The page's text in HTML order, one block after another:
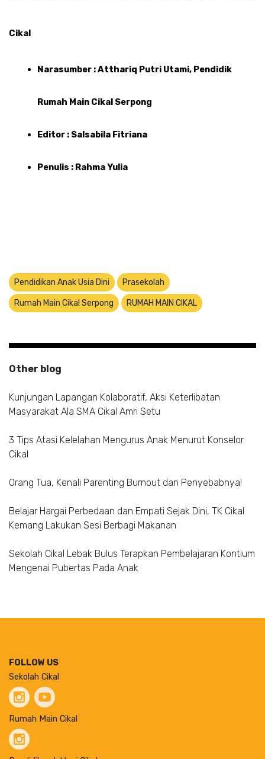
Cikal
Narasumber : Atthariq Putri Utami, Pendidik
Rumah Main Cikal Serpong
Editor : Salsabila Fitriana
Penulis : Rahma Yulia
Pendidikan Anak Usia Dini Prasekolah
Rumah Main Cikal Serpong RUMAH MAIN CIKAL
Other blog
Kunjungan Lapangan Kolaboratif, Aksi Keterlibatan
Masyarakat Ala SMA Cikal Amri Setu
3 Tips Atasi Kelelahan Mengurus Anak Menurut Konselor
Cikal
Orang Tua, Kenali Parenting Burnout dan Penyebabnya!
Belajar Hargai Perbedaan dan Empati Sejak Dini, TK Cikal
Kemang Lakukan Sesi Berbagi Makanan
Sekolah Cikal Lebak Bulus Terapkan Pembelajaran Kontium
Mengenai Pubertas Pada Anak
FOLLOW US
Sekolah Cikal
Rumah Main Cikal